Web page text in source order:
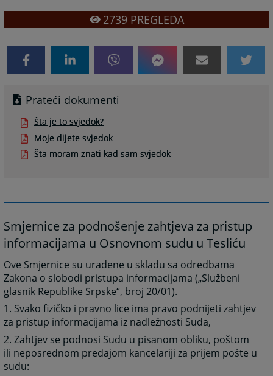
2739PREGLEDA
Prateći dokumenti
Šta je to svjedok?
Moje dijete svjedok
Šta moram znati kad sam svjedok
Smjernice za podnošenje zahtjeva za pristup
informacijama u Osnovnom sudu u Tesliću
Ove Smjernice su urađene u skladu sa odredbama
Zakona o slobodi pristupa informacijama („Službeni
glasnik Republike Srpske“, broj 20/01).
1. Svako fizičko i pravno lice ima pravo podnijeti zahtjev
za pristup informacijama iz nadležnosti Suda,
2. Zahtjev se podnosi Sudu u pisanom obliku, poštom
ili neposrednom predajom kancelariji za prijem pošte u
sudu: